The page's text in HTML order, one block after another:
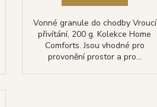
Vonné granule do chodby Vroucí
přivítání, 200 g. Kolekce Home
Comforts. Jsou vhodné pro
provonění prostor a pro...